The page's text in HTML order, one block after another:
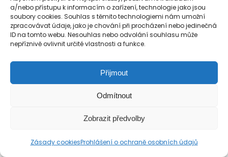
a/nebo přístupu k informacím o zařízení, technologie jako jsou
soubory cookies. Souhlas s těmito technologiemi nám umožní
zpracovávat údaje, jako je chování při procházení nebo jedinečná
ID na tomto webu. Nesouhlas nebo odvolání souhlasu může
nepříznivě ovlivnit určité vlastnosti a funkce.
Přijmout
Odmítnout
Zobrazit předvolby
Zásady cookiesProhlášení o ochraně osobních údajů
Copyright 2019-2026 Alfa Human Service
/ TM Servis - the technical motion s.r.o.